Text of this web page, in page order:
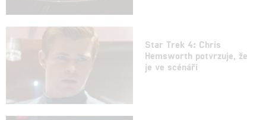
Star Trek 4: Chris
Hemsworth potvrzuje, že
je ve scénáři